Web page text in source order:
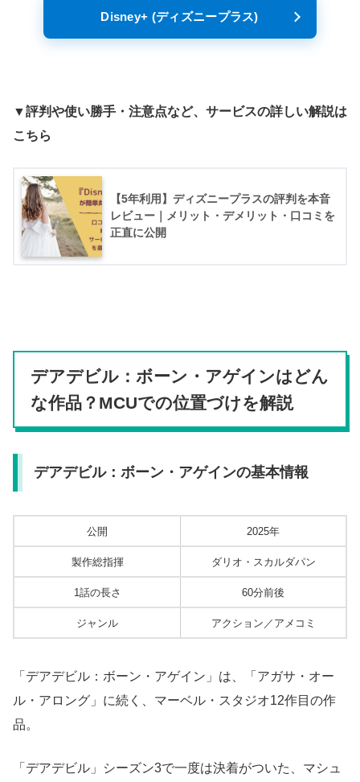
Disney+ (ディズニープラス)
▼評判や使い勝手・注意点など、サービスの詳しい解説は
こちら
【5年利用】ディズニープラスの評判を本音
レビュー｜メリット・デメリット・口コミを
正直に公開
デアデビル：ボーン・アゲインはどん
な作品？MCUでの位置づけを解説
デアデビル：ボーン・アゲインの基本情報
公開 2025年
製作総指揮 ダリオ・スカルダパン
1話の長さ 60分前後
ジャンル アクション／アメコミ
「デアデビル：ボーン・アゲイン」は、「アガサ・オー
ル・アロング」に続く、マーベル・スタジオ12作目の作
品。
「デアデビル」シーズン3で一度は決着がついた、マシュ